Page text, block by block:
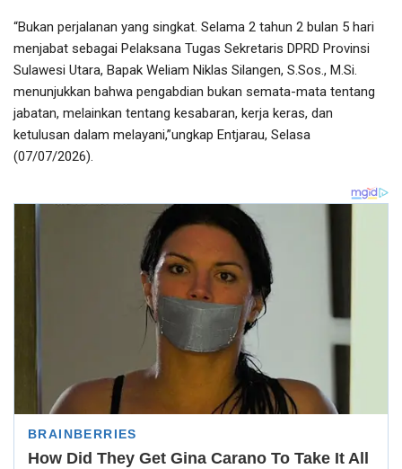
“Bukan perjalanan yang singkat. Selama 2 tahun 2 bulan 5 hari
menjabat sebagai Pelaksana Tugas Sekretaris DPRD Provinsi
Sulawesi Utara, Bapak Weliam Niklas Silangen, S.Sos., M.Si.
menunjukkan bahwa pengabdian bukan semata-mata tentang
jabatan, melainkan tentang kesabaran, kerja keras, dan
ketulusan dalam melayani,”ungkap Entjarau, Selasa
(07/07/2026).